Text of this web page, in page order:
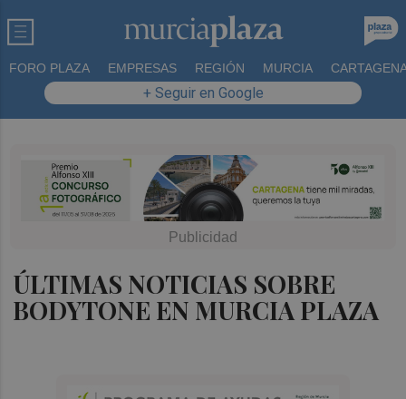
FORO PLAZA EMPRESAS REGIÓN MURCIA
+ Seguir en Google
ÚLTIMAS NOTICIAS SOBRE
BODYTONE EN MURCIA PLAZA